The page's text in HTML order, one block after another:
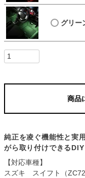
グリー
商品
純正を凌ぐ機能性と実
がら取り付けできる
【対応車種】
スズキ スイフト（